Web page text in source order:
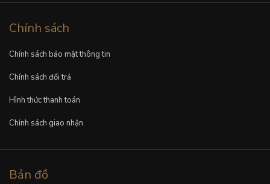
Chính sách
Chính sách bảo mật thông tin
Chính sách đổi trả
Hình thức thanh toán
Chính sách giao nhận
Bản đồ